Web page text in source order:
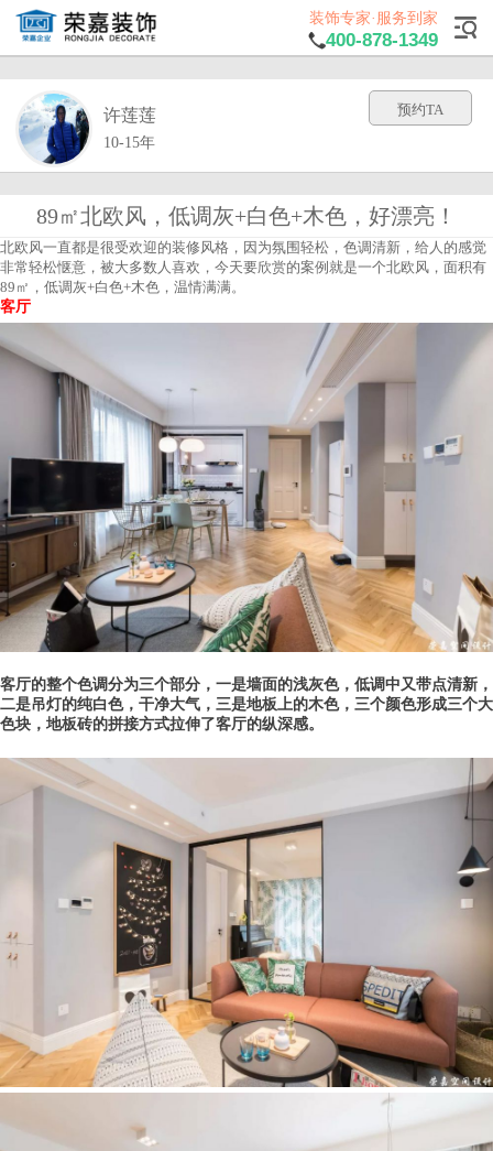
装饰专家·服务到家
400-878-1349
许莲莲
10-15年
预约TA
89㎡北欧风，低调灰+白色+木色，好漂亮！
北欧风一直都是很受欢迎的装修风格，因为氛围轻松，色调清新，给人的感觉
非常轻松惬意，被大多数人喜欢，今天要欣赏的案例就是一个北欧风，面积有
89㎡， 低调灰+白色+木色，温情满满。
客厅
客厅的整个色调分为三个部分，一是墙面的浅灰色，低调中又带点清新，
二是吊灯的纯白色，干净大气，三是地板上的木色，三个颜色形成三个大
色块，地板砖的拼接方式拉伸了客厅的纵深感。